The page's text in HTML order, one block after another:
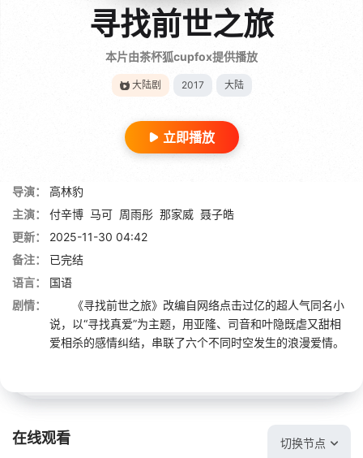
寻找前世之旅
本片由茶杯狐cupfox提供播放
大陆剧 2017 大陆
立即播放
导演：
高林豹
主演：
付辛博 马可 周雨彤 那家威 聂子皓
更新：
2025-11-30 04:42
备注：
已完结
语言：
国语
剧情：
《寻找前世之旅》改编自网络点击过亿的超人气同名小
说，以“寻找真爱”为主题，用亚隆、司音和叶隐既虐又甜相
爱相杀的感情纠结，串联了六个不同时空发生的浪漫爱情。
在线观看 切换节点